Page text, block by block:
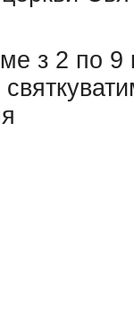
з 2 по 9